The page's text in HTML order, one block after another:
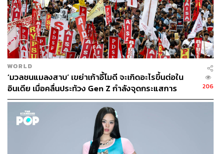
โดยทั่วไปแล้ว สินเชื่อสามารถแบ่งออกได้เป็น 2 ประเภทหลัก
ๆ ตามลักษณะการค้ำประกัน
1. สินเชื่อแบบมีหลักประกัน (Secured Loan)
ต้องใช้สินทรัพย์ค้ำประกัน เช่น บ้านหรือรถยนต์ เพื่อให้ได้
วงเงินสูง ดอกเบี้ยต่ำ และผ่อนได้นานกว่า แต่หากไม่ชำระหนี้
สถาบันการเงินสามารถยึดหลักประกันได้
2. สินเชื่อแบบไม่มีหลักประกัน (Unsecured Loan)
ไม่ต้องใช้สินทรัพย์ค้ำประกัน อาศัยความน่าเชื่อถือของผู้กู้
เป็นหลัก ทำให้ขออนุมัติได้ง่ายและรวดเร็ว แต่จะได้วงเงิน
น้อยกว่าและดอกเบี้ยสูงกว่า เหมาะสำหรับค่าใช้จ่ายทั่วไป
เช่น บัตรเครดิต หรือสินเชื่อส่วนบุคคล
WORLD
‘มวลชนแมลงสาบ’ เขย่าเก้าอี้โมดี จะเกิดอะไรขึ้นต่อใน
อินเดีย เมื่อคลื่นประท้วง Gen Z กำลังจุดกระแสการ
เปลี่ยนแปลง
206